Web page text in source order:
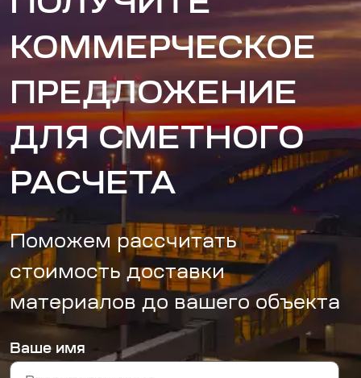
КОММЕРЧЕСКОЕ
ПРЕДЛОЖЕНИЕ
ДЛЯ СМЕТНОГО
РАСЧЕТА
Поможем рассчитать
стоимость доставки
материалов до вашего объекта
Ваше имя